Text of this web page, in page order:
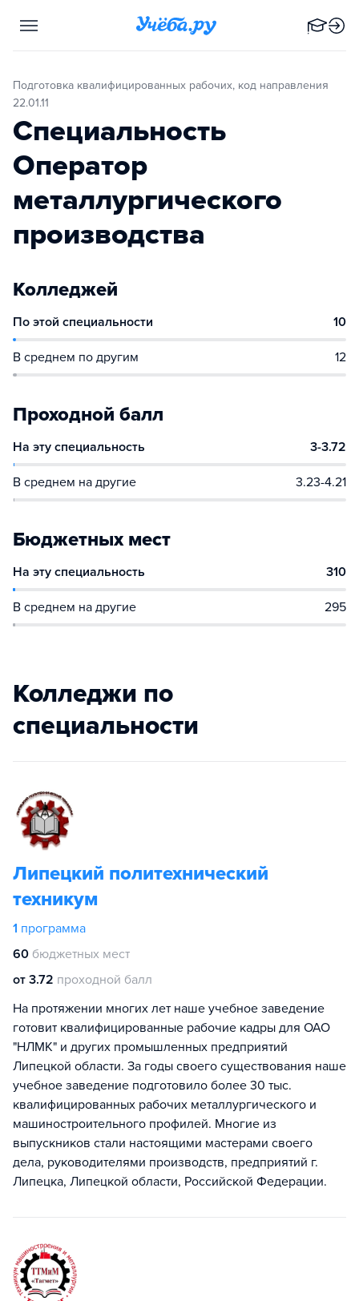
Подготовка квалифицированных рабочих, код направления
22.01.11
Специальность
Оператор
металлургического
производства
Колледжей
По этой специальности 10
В среднем по другим 12
Проходной балл
На эту специальность 3-3.72
В среднем на другие 3.23-4.21
Бюджетных мест
На эту специальность 310
В среднем на другие 295
Колледжи по
специальности
Липецкий политехнический
техникум
1 программа
60 бюджетных мест
от 3.72 проходной балл
На протяжении многих лет наше учебное заведение
готовит квалифицированные рабочие кадры для ОАО
"НЛМК" и других промышленных предприятий
Липецкой области. За годы своего существования наше
учебное заведение подготовило более 30 тыс.
квалифицированных рабочих металлургического и
машиностроительного профилей. Многие из
выпускников стали настоящими мастерами своего
дела, руководителями производств, предприятий г.
Липецка, Липецкой области, Российской Федерации.